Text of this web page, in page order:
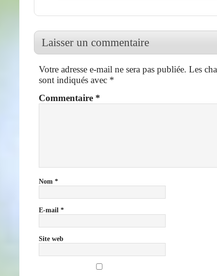
Laisser un commentaire
Votre adresse e-mail ne sera pas publiée. Les
sont indiqués avec *
Commentaire *
Nom *
E-mail *
Site web